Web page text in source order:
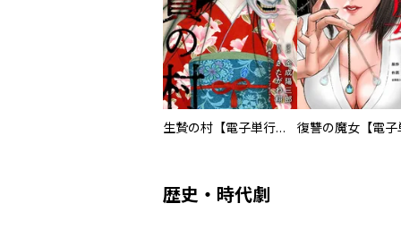
生贄の村【電子単行本版】
歴史・時代劇